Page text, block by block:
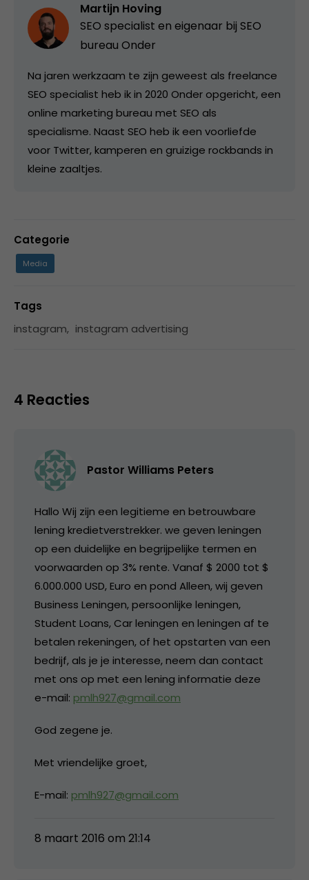
Martijn Hoving
SEO specialist en eigenaar bij SEO
bureau Onder
Na jaren werkzaam te zijn geweest als freelance
SEO specialist heb ik in 2020 Onder opgericht, een
online marketing bureau met SEO als
specialisme. Naast SEO heb ik een voorliefde
voor Twitter, kamperen en gruizige rockbands in
kleine zaaltjes.
Categorie
Media
Tags
instagram, instagram advertising
4 Reacties
Pastor Williams Peters
Hallo Wij zijn een legitieme en betrouwbare
lening kredietverstrekker. we geven leningen
op een duidelijke en begrijpelijke termen en
voorwaarden op 3% rente. Vanaf $ 2000 tot $
6.000.000 USD, Euro en pond Alleen, wij geven
Business Leningen, persoonlijke leningen,
Student Loans, Car leningen en leningen af te
betalen rekeningen, of het opstarten van een
bedrijf, als je je interesse, neem dan contact
met ons op met een lening informatie deze
e-mail: pmlh927@gmail.com
God zegene je.
Met vriendelijke groet,
E-mail: pmlh927@gmail.com
8 maart 2016 om 21:14